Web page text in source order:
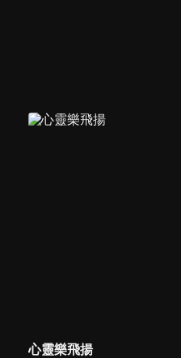
心靈樂飛揚